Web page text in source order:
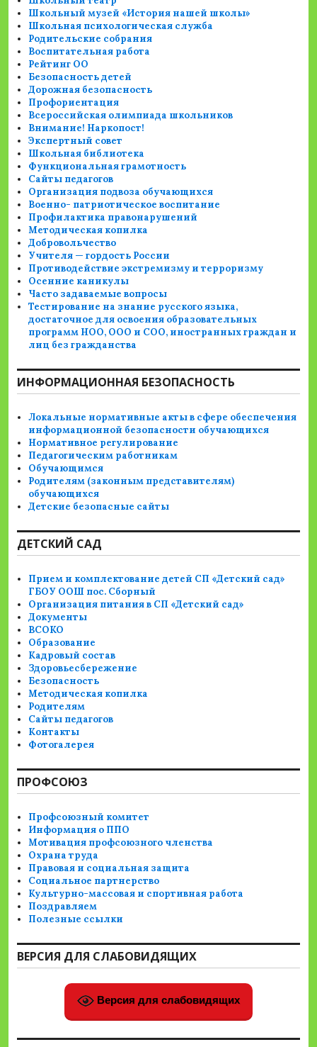
Школьный музей «История нашей школы»
Школьная психологическая служба
Родительские собрания
Воспитательная работа
Рейтинг ОО
Безопасность детей
Дорожная безопасность
Профориентация
Всероссийская олимпиада школьников
Внимание! Наркопост!
Экспертный совет
Школьная библиотека
Функциональная грамотность
Сайты педагогов
Организация подвоза обучающихся
Военно- патриотическое воспитание
Профилактика правонарушений
Методическая копилка
Добровольчество
Учителя — гордость России
Противодействие экстремизму и терроризму
Осенние каникулы
Часто задаваемые вопросы
Тестирование на знание русского языка,
достаточное для освоения образовательных
программ НОО, ООО и СОО, иностранных граждан и
лиц без гражданства
ИНФОРМАЦИОННАЯ БЕЗОПАСНОСТЬ
Локальные нормативные акты в сфере обеспечения
информационной безопасности обучающихся
Нормативное регулирование
Педагогическим работникам
Обучающимся
Родителям (законным представителям)
обучающихся
Детские безопасные сайты
ДЕТСКИЙ САД
Прием и комплектование детей СП «Детский сад»
ГБОУ ООШ пос. Сборный
Организация питания в СП «Детский сад»
Документы
ВСОКО
Образование
Кадровый состав
Здоровьесбережение
Безопасность
Методическая копилка
Родителям
Сайты педагогов
Контакты
Фотогалерея
ПРОФСОЮЗ
Профсоюзный комитет
Информация о ППО
Мотивация профсоюзного членства
Охрана труда
Правовая и социальная защита
Социальное партнерство
Культурно-массовая и спортивная работа
Поздравляем
Полезные ссылки
ВЕРСИЯ ДЛЯ СЛАБОВИДЯЩИХ
Версия для слабовидящих